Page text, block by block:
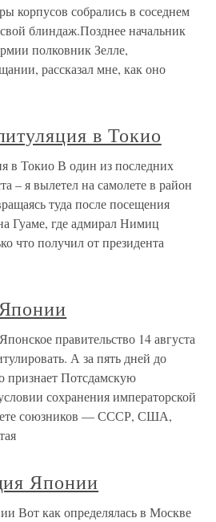
корпусов собрались в соседнем
блиндаж.Позднее начальник
полковник Зелле,
рассказал мне, как оно
в Токио
в Токио В один из последних
– я вылетел на самолете в район
туда после посещения
Гуаме, где адмирал Нимиц
что получил от президента
правительство 14 августа
А за пять дней до
признает Потсдамскую
сохранения императорской
союзников — СССР, США,
Японии
Вот как определялась в Москве